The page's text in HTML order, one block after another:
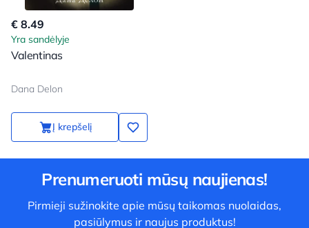
€ 8.49
Yra sandėlyje
Valentinas
Dana Delon
Į krepšelį
Prenumeruoti mūsų naujienas!
Pirmieji sužinokite apie mūsų taikomas nuolaidas,
pasiūlymus ir naujus produktus!